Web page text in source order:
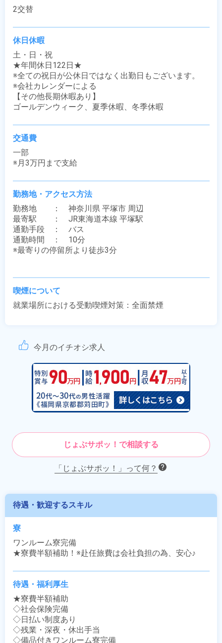
2交替
休日休暇
土・日・祝
★年間休日122日★
※全ての祝日が公休日ではなく出勤日もございます。
※会社カレンダーによる
【その他長期休暇あり】
ゴールデンウィーク、夏季休暇、冬季休暇
交通費
一部
※月3万円まで支給
勤務地・アクセス方法
勤務地　　：　神奈川県 平塚市 周辺
最寄駅　　：　JR東海道本線 平塚駅
通勤手段　：　バス
通勤時間　：　10分
※最寄りの停留所より徒歩3分
喫煙について
就業場所における受動喫煙対策：全面禁煙
今月のイチオシ求人
じょぶサポッ！で相談する
「じょぶサポッ！」って何？
待遇・歓迎するスキル
寮
ワンルーム寮完備
★寮費半額補助！※赴任旅費は会社負担の為、安心♪
待遇・福利厚生
★寮費半額補助
◇社会保険完備
◇日払い制度あり
◇残業・深夜・休出手当
◇備品付きワンルーム寮完備